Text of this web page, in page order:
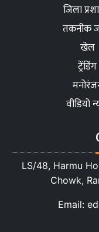
जिला
तकनीक
खेल
ट्रेंडिंग
वीडियो
LS/48, Harmu
Chowk,
Email: